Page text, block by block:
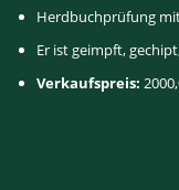
Herdbuchprüfung
Er ist geimpft,
Verkaufspreis: